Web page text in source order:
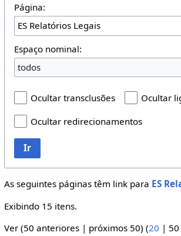
Página:
Espaço nominal:
todos
Ocultar transclusões
Ocultar
Ocultar redirecionamentos
Ir
As seguintes páginas têm link para ES
Exibindo 15 itens.
Ver (50 anteriores| próximos 50) (20 | 50